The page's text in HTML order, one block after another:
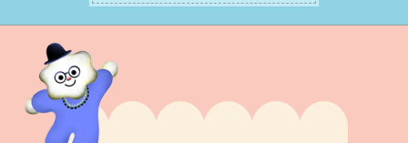
いきます。